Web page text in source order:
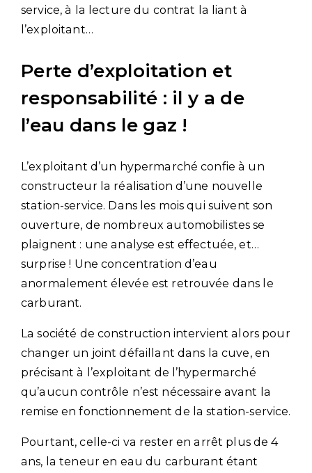
service, à la lecture du contrat la liant à
l’exploitant…
Perte d’exploitation et
responsabilité : il y a de
l’eau dans le gaz !
L’exploitant d’un hypermarché confie à un
constructeur la réalisation d’une nouvelle
station-service. Dans les mois qui suivent son
ouverture, de nombreux automobilistes se
plaignent : une analyse est effectuée, et…
surprise ! Une concentration d’eau
anormalement élevée est retrouvée dans le
carburant.
La société de construction intervient alors pour
changer un joint défaillant dans la cuve, en
précisant à l’exploitant de l’hypermarché
qu’aucun contrôle n’est nécessaire avant la
remise en fonctionnement de la station-service.
Pourtant, celle-ci va rester en arrêt plus de 4
ans, la teneur en eau du carburant étant